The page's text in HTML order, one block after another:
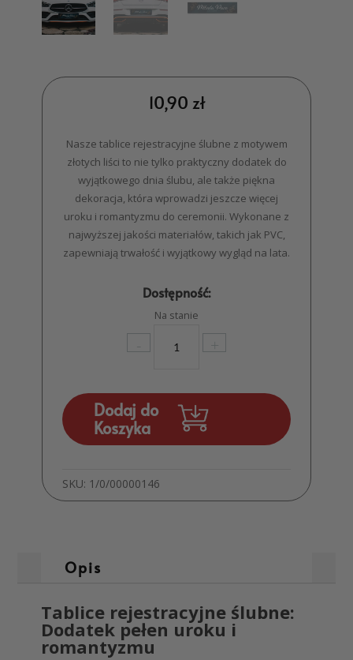
10,90 zł
Nasze tablice rejestracyjne ślubne z motywem
złotych liści to nie tylko praktyczny dodatek do
wyjątkowego dnia ślubu, ale także piękna
dekoracja, która wprowadzi jeszcze więcej
uroku i romantyzmu do ceremonii. Wykonane z
najwyższej jakości materiałów, takich jak PVC,
zapewniają trwałość i wyjątkowy wygląd na lata.
Dostępność:
Na stanie
-
Ślubna
ramki
rejestracyjnej
MD17
+
Dodaj do
Koszyka
SKU: 1/0/00000146
Opis
Tablice rejestracyjne ślubne:
Dodatek pełen uroku i
romantyzmu